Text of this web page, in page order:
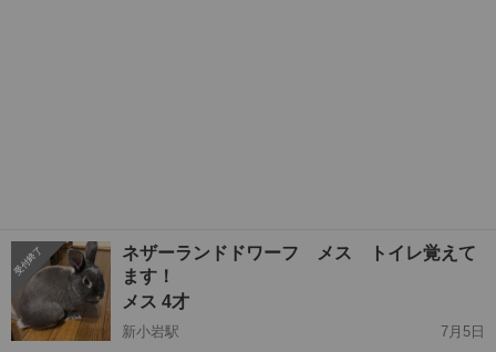
ネザーランドドワーフ メス トイレ覚えて
ます！
メス 4才
新小岩駅
7月5日